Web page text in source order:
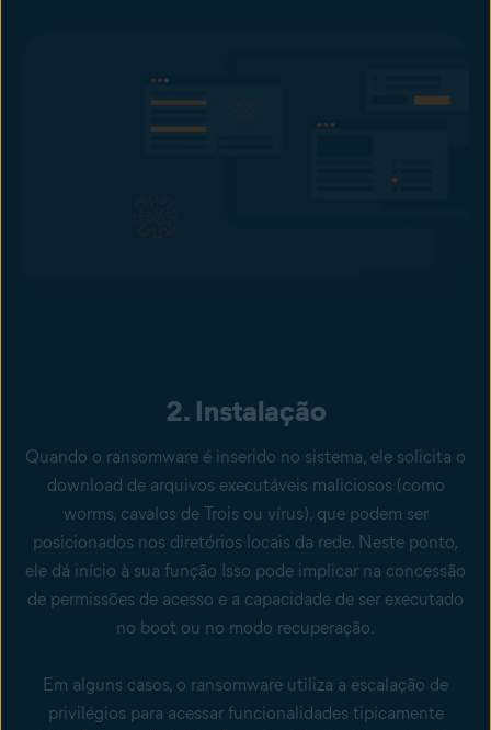
2. Instalação
Quando o ransomware é inserido no sistema, ele solicita o
download de arquivos executáveis maliciosos (como
worms, cavalos de Trois ou vírus), que podem ser
posicionados nos diretórios locais da rede. Neste ponto,
ele dá início à sua função Isso pode implicar na concessão
de permissões de acesso e a capacidade de ser executado
no boot ou no modo recuperação.
Em alguns casos, o ransomware utiliza a escalação de
privilégios para acessar funcionalidades tipicamente